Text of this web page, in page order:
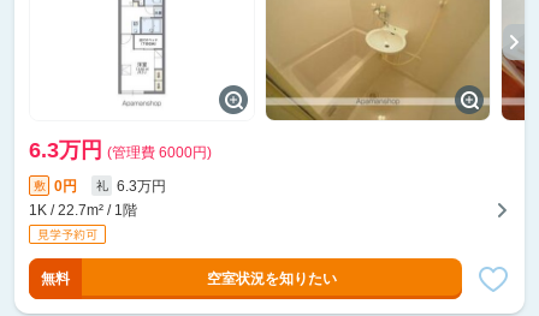
6.3万円 (管理費 6000円)
敷 0円 礼
6.3万円
1K / 22.7m² / 1階
無料 空室状況を知りたい